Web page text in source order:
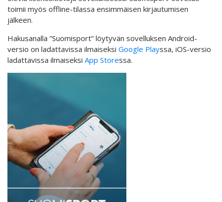
toimii myös offline-tilassa ensimmäisen kirjautumisen
jälkeen.
Hakusanalla ”Suomisport” löytyvän sovelluksen Android-
versio on ladattavissa ilmaiseksi Google Playssa, iOS-versio
ladattavissa ilmaiseksi App Storessa.